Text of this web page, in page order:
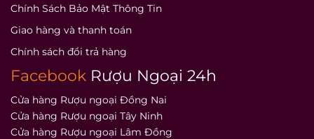
Chính Sách Bảo Mật Thông Tin
Giao hàng và thanh toán
Chính sách đổi trả hàng
Facebook Rượu Ngoại 24h
Cửa hàng Rượu ngoại Đồng Nai
Cửa hàng Rượu ngoại Tây Ninh
Cửa hàng Rượu ngoại Lâm Đồng